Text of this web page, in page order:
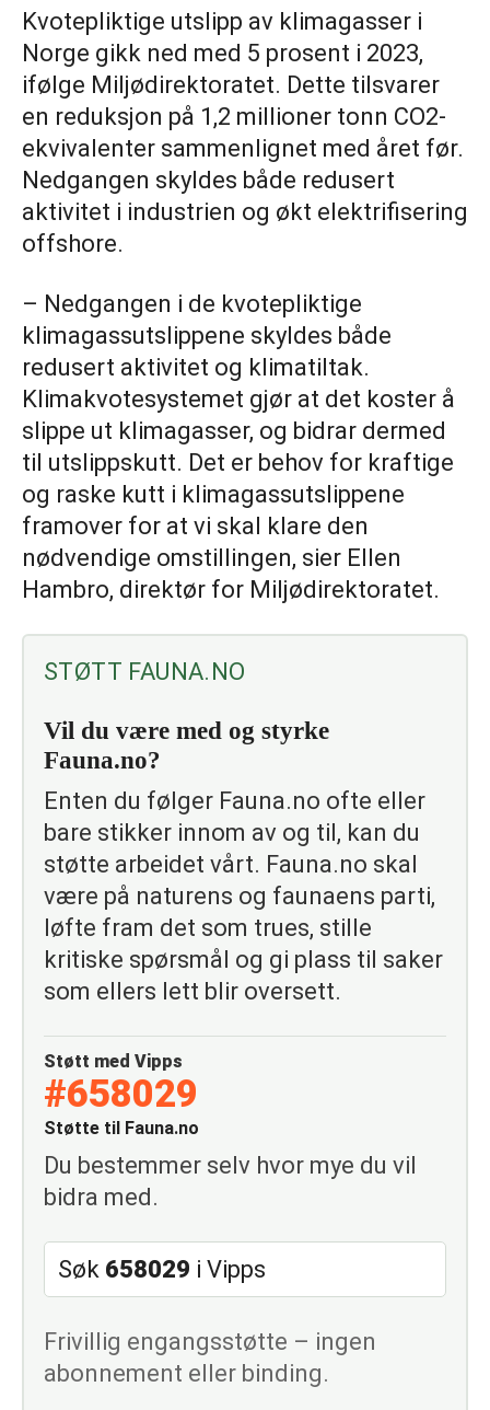
Kvotepliktige utslipp av klimagasser i
Norge gikk ned med 5 prosent i 2023,
ifølge Miljødirektoratet. Dette tilsvarer
en reduksjon på 1,2 millioner tonn CO2-
ekvivalenter sammenlignet med året før.
Nedgangen skyldes både redusert
aktivitet i industrien og økt elektrifisering
offshore.
– Nedgangen i de kvotepliktige
klimagassutslippene skyldes både
redusert aktivitet og klimatiltak.
Klimakvotesystemet gjør at det koster å
slippe ut klimagasser, og bidrar dermed
til utslippskutt. Det er behov for kraftige
og raske kutt i klimagassutslippene
framover for at vi skal klare den
nødvendige omstillingen, sier Ellen
Hambro, direktør for Miljødirektoratet.
STØTT FAUNA.NO
Vil du være med og styrke
Fauna.no?
Enten du følger Fauna.no ofte eller
bare stikker innom av og til, kan du
støtte arbeidet vårt. Fauna.no skal
være på naturens og faunaens parti,
løfte fram det som trues, stille
kritiske spørsmål og gi plass til saker
som ellers lett blir oversett.
Støtt med Vipps
#658029
Støtte til Fauna.no
Du bestemmer selv hvor mye du vil
bidra med.
Søk 658029 i Vipps
Frivillig engangsstøtte – ingen
abonnement eller binding.